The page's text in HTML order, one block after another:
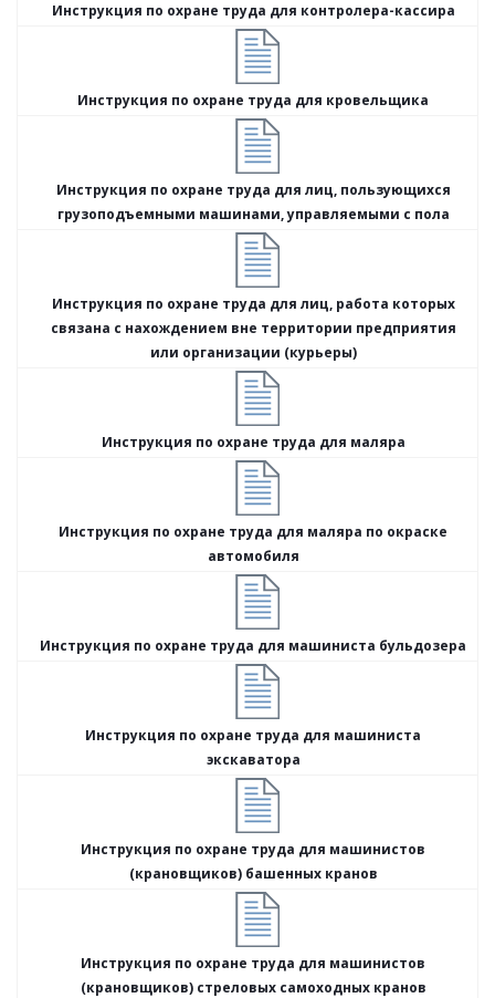
Инструкция по охране труда для контролера-кассира
Инструкция по охране труда для кровельщика
Инструкция по охране труда для лиц, пользующихся
грузоподъемными машинами, управляемыми с пола
Инструкция по охране труда для лиц, работа которых
связана с нахождением вне территории предприятия
или организации (курьеры)
Инструкция по охране труда для маляра
Инструкция по охране труда для маляра по окраске
автомобиля
Инструкция по охране труда для машиниста бульдозера
Инструкция по охране труда для машиниста
экскаватора
Инструкция по охране труда для машинистов
(крановщиков) башенных кранов
Инструкция по охране труда для машинистов
(крановщиков) стреловых самоходных кранов